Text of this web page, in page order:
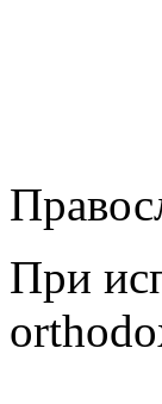
При